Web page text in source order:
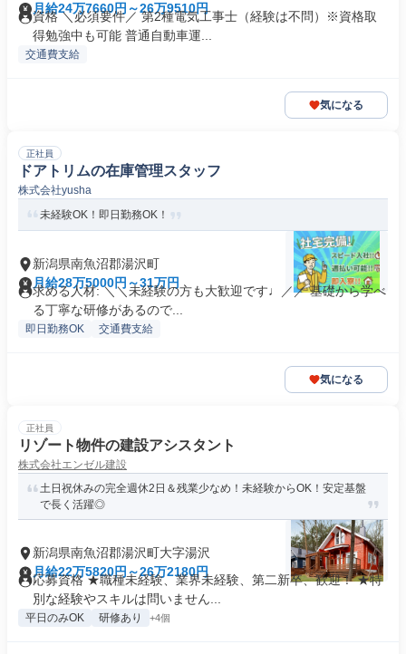
月給24万7660円～26万9510円
資格 ＼必須要件／ 第2種電気工事士（経験は不問）※資格取
得勉強中も可能 普通自動車運...
交通費支給
気になる
正社員
ドアトリムの在庫管理スタッフ
株式会社yusha
未経験OK！即日勤務OK！
新潟県南魚沼郡湯沢町
月給28万5000円～31万円
求める人材: ＼＼未経験の方も大歓迎です♩／／ 基礎から学べ
る丁寧な研修があるので...
即日勤務OK 交通費支給
気になる
正社員
リゾート物件の建設アシスタント
株式会社エンゼル建設
土日祝休みの完全週休2日＆残業少なめ！未経験からOK！安定基盤
で長く活躍◎
新潟県南魚沼郡湯沢町大字湯沢
月給22万5820円～26万2180円
応募資格 ★職種未経験、業界未経験、第二新卒、歓迎！ ★特
別な経験やスキルは問いません...
平日のみOK 研修あり +4個